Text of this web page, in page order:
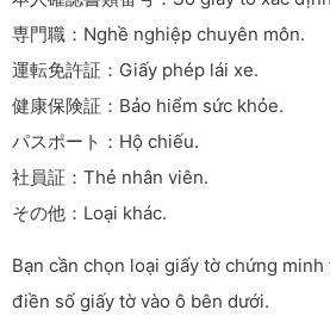
専門職：Nghề nghiệp chuyên môn.
運転免許証：Giấy phép lái xe.
健康保険証：Bảo hiểm sức khỏe.
パスポート：Hộ chiếu.
社員証：Thẻ nhân viên.
その他：Loại khác.
Bạn cần chọn loại giấy tờ chứng minh
điền số giấy tờ vào ô bên dưới.